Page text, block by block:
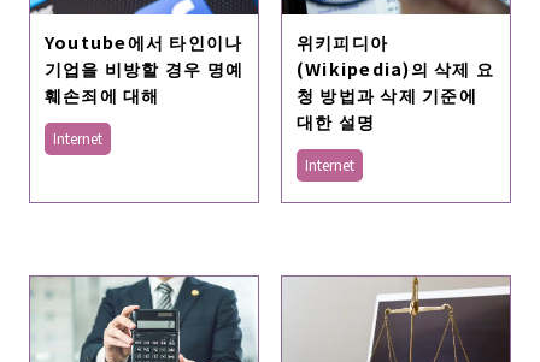
Youtube에서 타인이나
기업을 비방할 경우 명예
훼손죄에 대해
Internet
위키피디아
(Wikipedia)의 삭제 요
청 방법과 삭제 기준에
대한 설명
Internet